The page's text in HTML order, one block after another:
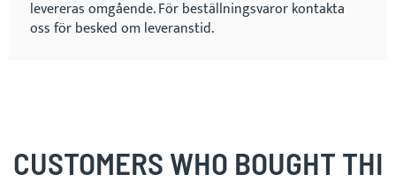
levereras omgående. För beställningsvaror kontakta
oss för besked om leveranstid.
CUSTOMERS WHO BOUGHT THI